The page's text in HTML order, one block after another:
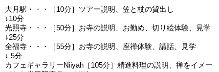
大月駅・・・［10分］ツアー説明、笠と杖の貸出し
↓10分
光照寺・・・［50分］お寺の説明、お勤め、切り絵体験、見学
↓25分
全福寺・・・［55分］お寺の説明、座禅体験、講話、見学
↓ 5分
カフェギャラリーNiiyah［105分］精進料理の説明、禅をイメー